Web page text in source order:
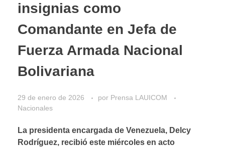
insignias como
Comandante en Jefa de
Fuerza Armada Nacional
Bolivariana
29 de enero de 2026 por Prensa LAUICOM
Nacionales
La presidenta encargada de Venezuela, Delcy
Rodríguez, recibió este miércoles en acto